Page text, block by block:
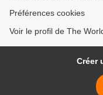
Préférences cookies
Voir le profil de The
Créer